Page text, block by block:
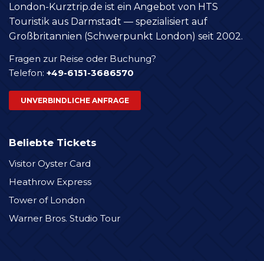
London-Kurztrip.de ist ein Angebot von HTS
Touristik aus Darmstadt — spezialisiert auf
Großbritannien (Schwerpunkt London) seit 2002.
Fragen zur Reise oder Buchung?
Telefon: +49-6151-3686570
UNVERBINDLICHE ANFRAGE
Beliebte Tickets
Visitor Oyster Card
Heathrow Express
Tower of London
Warner Bros. Studio Tour